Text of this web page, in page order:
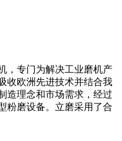
，专门为解决工业磨机产
收欧洲先进技术并结合我
造理念和市场需求，经过
粉磨设备。立磨采用了合